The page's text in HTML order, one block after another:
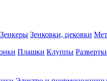
Зенкеры Зенковки, цековки
Плашки Клуппы